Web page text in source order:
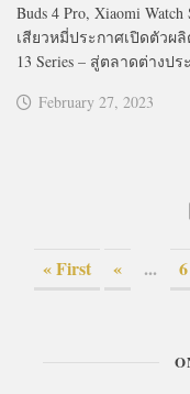
Buds 4 Pro, Xiaomi
เสียวหมี่ประกาศเปิดตัว
13 Series – สู่ตลาดต่างปร
February 27, 2023
« First « ... 6